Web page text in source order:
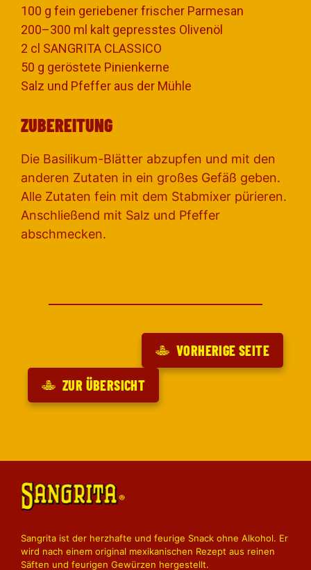
100 g fein geriebener frischer Parmesan
200–300 ml kalt gepresstes Olivenöl
2 cl SANGRITA CLASSICO
50 g geröstete Pinienkerne
Salz und Pfeffer aus der Mühle
ZUBEREITUNG
Die Basilikum-Blätter abzupfen und mit den
anderen Zutaten in ein großes Gefäß geben.
Alle Zutaten fein mit dem Stabmixer pürieren.
Anschließend mit Salz und Pfeffer
abschmecken.
VORHERIGE SEITE
ZUR ÜBERSICHT
Sangrita ist der herzhafte und feurige Snack ohne Alkohol. Er
wird nach einem original mexikanischen Rezept aus reinen
Säften und feurigen Gewürzen hergestellt.